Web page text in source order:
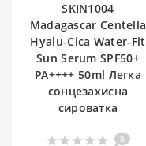
SKIN1004
Madagascar Centella
Hyalu-Cica Water-Fit
Sun Serum SPF50+
PA++++ 50ml Легка
сонцезахисна
сироватка
5